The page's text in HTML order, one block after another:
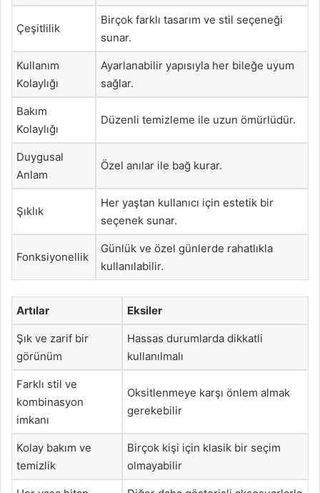
Çeşitlilik
Birçok farklı tasarım ve stil seçeneği
sunar.
Kullanım
Kolaylığı
Ayarlanabilir yapısıyla her bileğe uyum
sağlar.
Bakım
Kolaylığı
Düzenli temizleme ile uzun ömürlüdür.
Duygusal
Anlam
Özel anılar ile bağ kurar.
Şıklık
Her yaştan kullanıcı için estetik bir
seçenek sunar.
Fonksiyonellik
Günlük ve özel günlerde rahatlıkla
kullanılabilir.
Artılar Eksiler
Şık ve zarif bir
görünüm
Hassas durumlarda dikkatli
kullanılmalı
Farklı stil ve
kombinasyon
imkanı
Oksitlenmeye karşı önlem almak
gerekebilir
Kolay bakım ve
temizlik
Birçok kişi için klasik bir seçim
olmayabilir